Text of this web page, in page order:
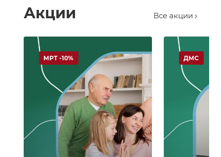
Акции Все акции
МРТ -10% ДМС